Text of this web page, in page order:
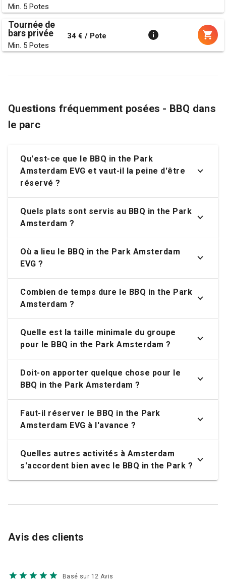
Min. 5 Potes
Tournée de
bars privée
Min. 5 Potes
34 € / Pote
Questions fréquemment posées - BBQ dans
le parc
Qu'est-ce que le BBQ in the Park
Amsterdam EVG et vaut-il la peine d'être
réservé ?
Quels plats sont servis au BBQ in the Park
Amsterdam ?
Où a lieu le BBQ in the Park Amsterdam
EVG ?
Combien de temps dure le BBQ in the Park
Amsterdam ?
Quelle est la taille minimale du groupe
pour le BBQ in the Park Amsterdam ?
Doit-on apporter quelque chose pour le
BBQ in the Park Amsterdam ?
Faut-il réserver le BBQ in the Park
Amsterdam EVG à l'avance ?
Quelles autres activités à Amsterdam
s'accordent bien avec le BBQ in the Park ?
Avis des clients
Basé sur 12 Avis